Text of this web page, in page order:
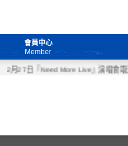
會員中心
Member
2月27日『Need More Live』演唱會取消